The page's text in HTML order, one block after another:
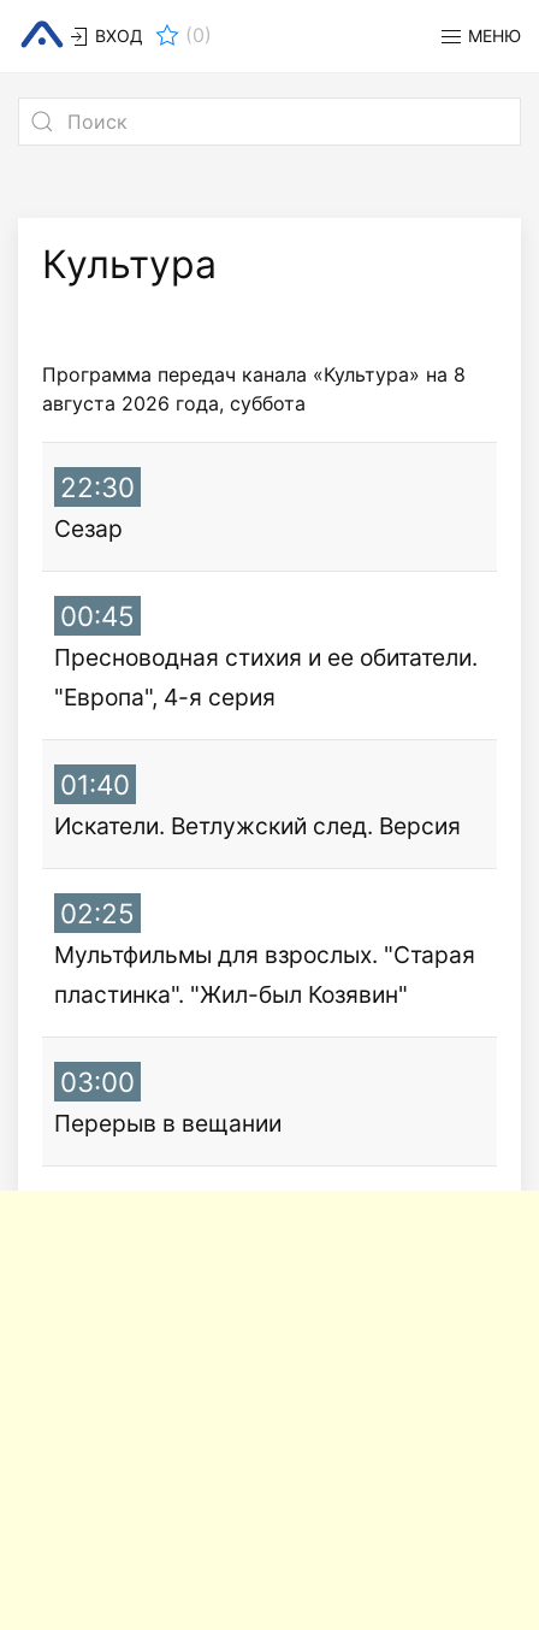
ВХОД (0) МЕНЮ
Культура
Программа передач канала «Культура» на 8
августа 2026 года, суббота
22:30
Сезар
00:45
Пресноводная стихия и ее обитатели.
"Европа", 4-я серия
01:40
Искатели. Ветлужский след. Версия
02:25
Мультфильмы для взрослых. "Старая
пластинка". "Жил-был Козявин"
03:00
Перерыв в вещании